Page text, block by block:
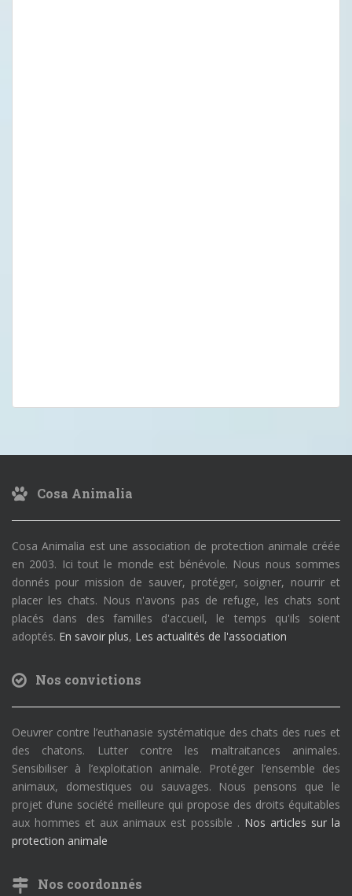
Cosa Animalia
Cosa Animalia est une association de protection animale créée
en 2003. Ici tout le monde est bénévole. Nous nous sommes
donnés pour mission de sauver, protéger, soigner, nourrir et
placer les chats. Nous n'avons pas de refuge, les chats sont
placés dans des familles d'accueil, le temps qu'ils soient
adoptés. En savoir plus, Les actualités de l'association
Nos convictions
Oeuvrer contre l’euthanasie systématique des chats des rues et
des chatons. Lutter contre les maltraitances animales.
Sensibiliser à l’exploitation animale. Protéger l’ensemble des
animaux, domestiques ou sauvages. Nous pensons que le
projet d’une société meilleure qui propose des droits équitables
aux hommes et aux animaux est possible . Nos articles sur la
protection animale
Nos coordonnés